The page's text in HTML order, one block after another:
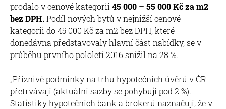
prodalo v cenové kategorii 45 000 – 55 000 Kč za m2
bez DPH.Podíl nových bytů v nejnižší cenové
kategorii do 45 000 Kč za m2 bez DPH, které
donedávna představovaly hlavní část nabídky, se v
průběhu prvního pololetí 2016 snížil na 28 %.
„Příznivé podmínky na trhu hypotečních úvěrů v ČR
přetrvávají (aktuální sazby se pohybují pod 2 %).
Statistiky hypotečních bank a brokerů naznačují, že v